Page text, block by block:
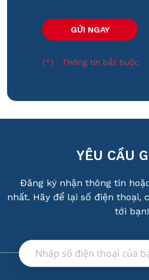
(*) : Thông tin bắt buộc
YÊU CẦU
Đăng ký nhận thông tin
nhất. Hãy để lại số điện thoại,
tới bạn!